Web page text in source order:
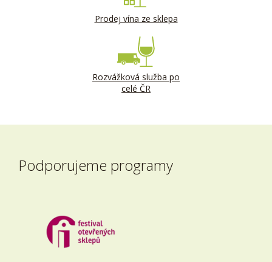
Prodej vína ze sklepa
Rozvážková služba po
celé ČR
Podporujeme programy